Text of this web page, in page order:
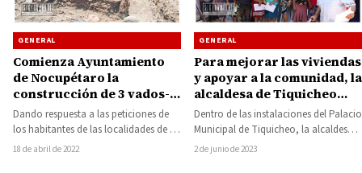
GENERAL
Comienza Ayuntamiento
de Nocupétaro la
construcción de 3 vados-
puentes
Dando respuesta a las peticiones de
los habitantes de las localidades de La
Estancia Grande, El Calabozo y…
18 de abril de 2022
GENERAL
Para mejorar las viviendas
y apoyar a la comunidad, la
alcaldesa de Tiquicheo
entrega láminas a 63
familias
Dentro de las instalaciones del Palacio
Municipal de Tiquicheo, la alcaldesa
Catalina Pérez Negrón Espinoza
2 de junio de 2023